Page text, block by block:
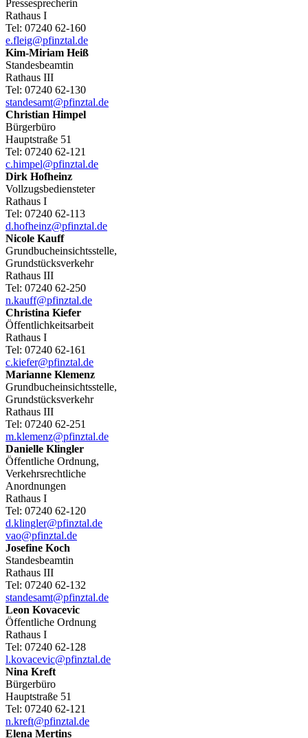
Pressesprecherin
Rathaus I
Tel: 07240 62-160
e.fleig@pfinztal.de
Kim-Miriam Heiß
Standesbeamtin
Rathaus III
Tel: 07240 62-130
standesamt@pfinztal.de
Christian Himpel
Bürgerbüro
Hauptstraße 51
Tel: 07240 62-121
c.himpel@pfinztal.de
Dirk Hofheinz
Vollzugsbediensteter
Rathaus I
Tel: 07240 62-113
d.hofheinz@pfinztal.de
Nicole Kauff
Grundbucheinsichtsstelle,
Grundstücksverkehr
Rathaus III
Tel: 07240 62-250
n.kauff@pfinztal.de
Christina Kiefer
Öffentlichkeitsarbeit
Rathaus I
Tel: 07240 62-161
c.kiefer@pfinztal.de
Marianne Klemenz
Grundbucheinsichtsstelle,
Grundstücksverkehr
Rathaus III
Tel: 07240 62-251
m.klemenz@pfinztal.de
Danielle Klingler
Öffentliche Ordnung,
Verkehrsrechtliche
Anordnungen
Rathaus I
Tel: 07240 62-120
d.klingler@pfinztal.de
vao@pfinztal.de
Josefine Koch
Standesbeamtin
Rathaus III
Tel: 07240 62-132
standesamt@pfinztal.de
Leon Kovacevic
Öffentliche Ordnung
Rathaus I
Tel: 07240 62-128
l.kovacevic@pfinztal.de
Nina Kreft
Bürgerbüro
Hauptstraße 51
Tel: 07240 62-121
n.kreft@pfinztal.de
Elena Mertins